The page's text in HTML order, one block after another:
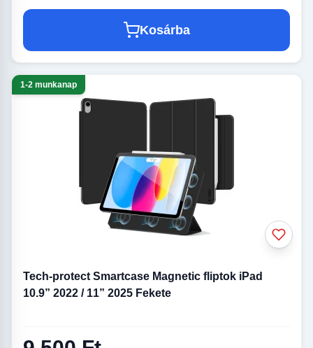
Kosárba
1-2 munkanap
Tech-protect Smartcase Magnetic fliptok iPad
10.9” 2022 / 11” 2025 Fekete